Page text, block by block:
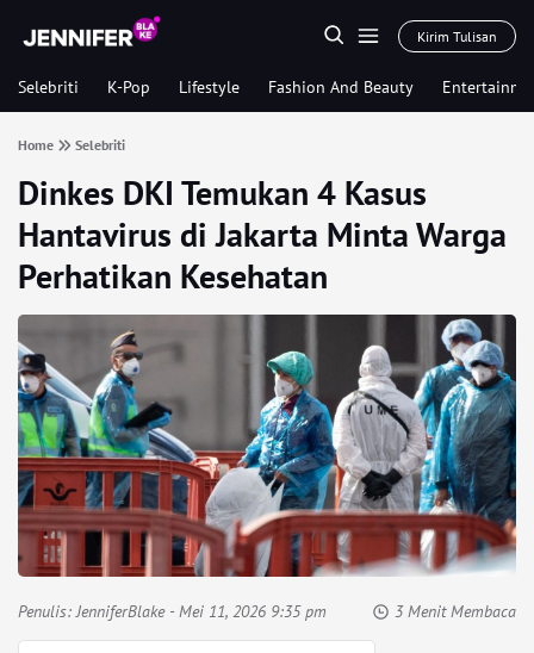
Kirim Tulisan
Selebriti K-Pop Lifestyle Fashion And Beauty
Home Selebriti
Dinkes DKI Temukan 4 Kasus
Hantavirus di Jakarta Minta Warga
Perhatikan Kesehatan
Penulis:JenniferBlake- Mei 11, 2026 9:35 pm 3 Menit Membaca